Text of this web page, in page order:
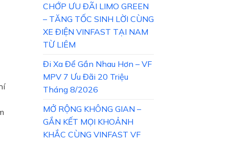
CHỚP ƯU ĐÃI LIMO GREEN
– TĂNG TỐC SINH LỜI CÙNG
XE ĐIỆN VINFAST TẠI NAM
TỪ LIÊM
Đi Xa Để Gần Nhau Hơn – VF
MPV 7 Ưu Đãi 20 Triệu
Tháng 8/2026
MỞ RỘNG KHÔNG GIAN –
GẮN KẾT MỌI KHOẢNH
KHẮC CÙNG VINFAST VF